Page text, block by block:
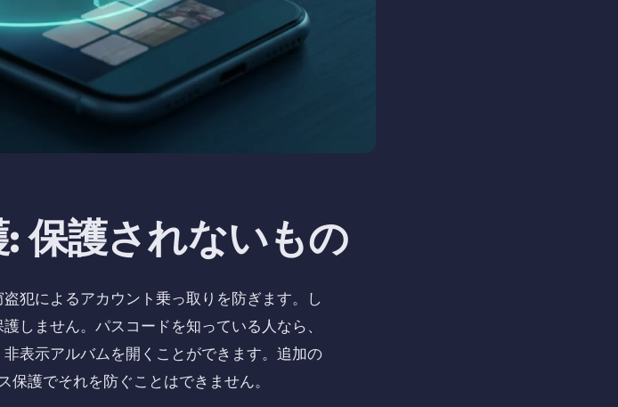
保護されないもの
犯によるアカウント乗っ取りを防ぎます。し
しません。パスコードを知っている人なら、
表示アルバムを開くことができます。追加の
護でそれを防ぐことはできません。